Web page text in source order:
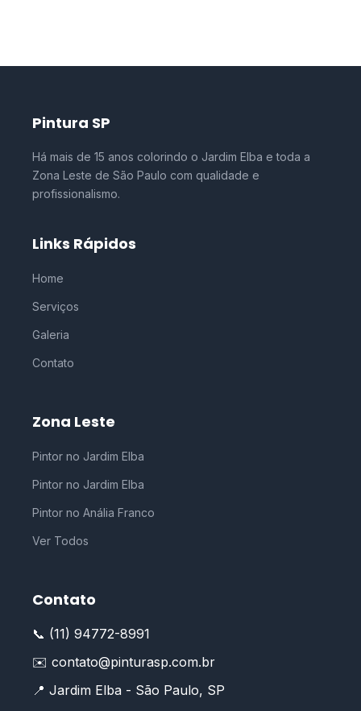
Pintura SP
Há mais de 15 anos colorindo o Jardim Elba e toda a
Zona Leste de São Paulo com qualidade e
profissionalismo.
Links Rápidos
Home
Serviços
Galeria
Contato
Zona Leste
Pintor no Jardim Elba
Pintor no Jardim Elba
Pintor no Anália Franco
Ver Todos
Contato
📞 (11) 94772-8991
✉️ contato@pinturasp.com.br
📍 Jardim Elba - São Paulo, SP